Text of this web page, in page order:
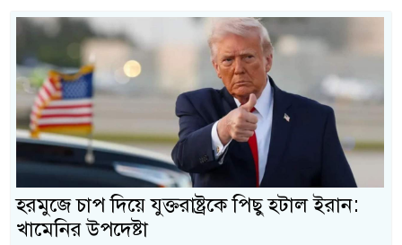
হরমুজে চাপ দিয়ে যুক্তরাষ্ট্রকে পিছু হটাল ইরান:
খামেনির উপদেষ্টা